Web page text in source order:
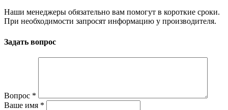
Наши менеджеры обязательно вам помогут в короткие сроки.
При необходимости запросят информацию у производителя.
Задать вопрос
Вопрос *
Ваше имя *